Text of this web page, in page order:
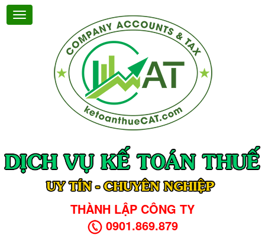
THÀNH LẬP CÔNG TY
0901.869.879